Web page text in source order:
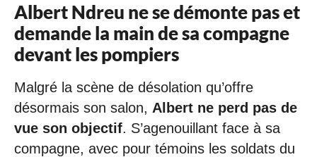
Albert Ndreu ne se démonte pas et
demande la main de sa compagne
devant les pompiers
Malgré la scène de désolation qu’offre
désormais son salon, Albert ne perd pas de
vue son objectif. S’agenouillant face à sa
compagne, avec pour témoins les soldats du